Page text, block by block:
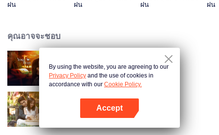
ฝน
ฝน
ฝน
ฝน
คุณอาจจะชอบ
กับดักรักลวงใจ
สัญญาว่าจะไม่รัก
By using the website, you are agreeing to our
Privacy Policy and the use of cookies in
accordance with our Cookie Policy.
Accept